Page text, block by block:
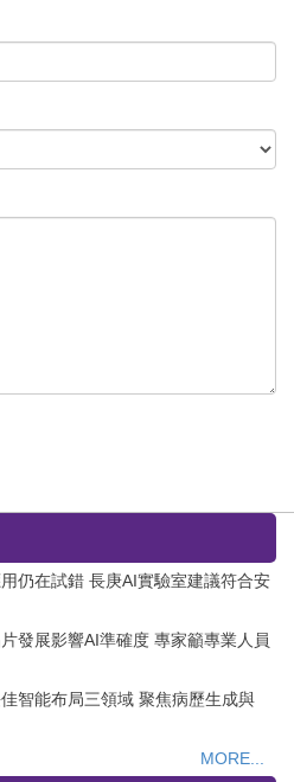
仍在試錯 長庚AI實驗室建議符合安
發展影響AI準確度 專家籲專業人員
智能布局三領域 聚焦病歷生成與
MORE...